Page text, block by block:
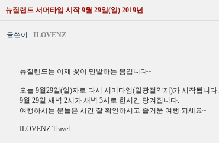
뉴질랜드 서머타임 시작 9월 29일(일) 2019년
글쓴이 : ILOVENZ
뉴질랜드는 이제 꽃이 만발하는 봄입니다~
오늘 9월29일(일)자로 다시 서머타임(일광절약제)가 시작됩니다.
9월 29일 새벽 2시가 새벽 3시로 한시간 당겨집니다.
여행하시는 분들은 시간 잘 확인하시고 즐거운 여행 되세요~
ILOVENZ Travel